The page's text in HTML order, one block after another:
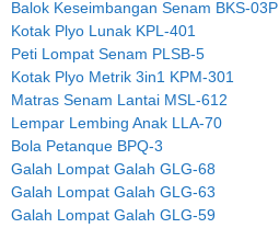
Balok Keseimbangan Senam BKS-03P
Kotak Plyo Lunak KPL-401
Peti Lompat Senam PLSB-5
Kotak Plyo Metrik 3in1 KPM-301
Matras Senam Lantai MSL-612
Lempar Lembing Anak LLA-70
Bola Petanque BPQ-3
Galah Lompat Galah GLG-68
Galah Lompat Galah GLG-63
Galah Lompat Galah GLG-59